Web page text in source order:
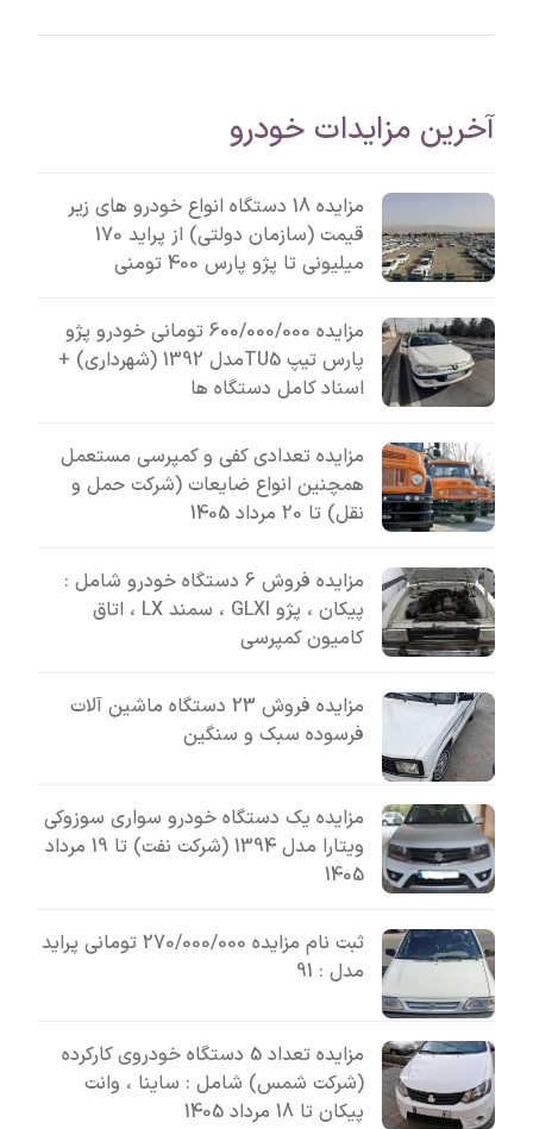
آخرین مزایدات خودرو
مزایده 18 دستگاه انواع خودرو های زیر
قیمت (سازمان دولتی) از پراید 170
میلیونی تا پژو پارس 400 تومنی
مزایده 600/000/000 تومانی خودرو پژو
پارس تیپ TU5مدل 1392 (شهرداری) +
اسناد کامل دستگاه ها
مزایده تعدادی کفی و کمپرسی مستعمل
همچنین انواع ضایعات (شرکت حمل و
نقل) تا 20 مرداد 1405
مزایده فروش 6 دستگاه خودرو شامل :
پیکان ، پژو GLXI ، سمند LX ، اتاق
کامیون کمپرسی
مزایده فروش 23 دستگاه ماشین آلات
فرسوده سبک و سنگین
مزایده یک دستگاه خودرو سواری سوزوکی
ویتارا مدل 1394 (شرکت نفت) تا 19 مرداد
1405
ثبت نام مزایده 270/000/000 تومانی پراید
مدل : 91
مزایده تعداد 5 دستگاه خودروی کارکرده
(شرکت شمس) شامل : ساینا ، وانت
پیکان تا 18 مرداد 1405